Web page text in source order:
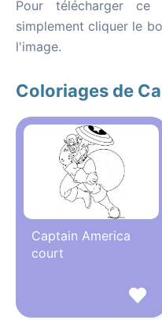
Pour télécharger
simplement cliquer le
l'image.
Coloriages de
Captain America
court